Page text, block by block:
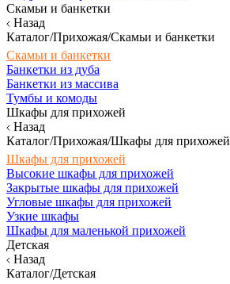
Скамьи и банкетки
Назад
Каталог/Прихожая/Скамьи и банкетки
Скамьи и банкетки
Банкетки из дуба
Банкетки из массива
Тумбы и комоды
Шкафы для прихожей
Назад
Каталог/Прихожая/Шкафы для прихожей
Шкафы для прихожей
Высокие шкафы для прихожей
Закрытые шкафы для прихожей
Угловые шкафы для прихожей
Узкие шкафы
Шкафы для маленькой прихожей
Детская
Назад
Каталог/Детская